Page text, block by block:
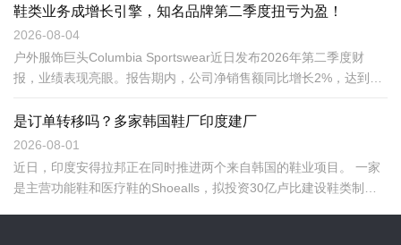
源于该公司在上一财年面临严峻经济困境。
鞋类业务成增长引擎，知名品牌第二季度扭亏为盈！
2026-08-04
户外服饰巨头Columbia Sportswear近日发布2026年第二季度财
报，业绩表现亮眼。报告期内，公司净销售额同比增长2%，达到
得2660万美元，成功实现同比扭亏为盈。
是订单转移吗？多家韩国鞋厂印度建厂
2026-08-01
近日，印度安得拉邦正在同时推进两个来自韩国的鞋业项目。 一家
是主营功能鞋和医疗鞋的Shoealls，拟投资30亿卢比建设鞋类制造